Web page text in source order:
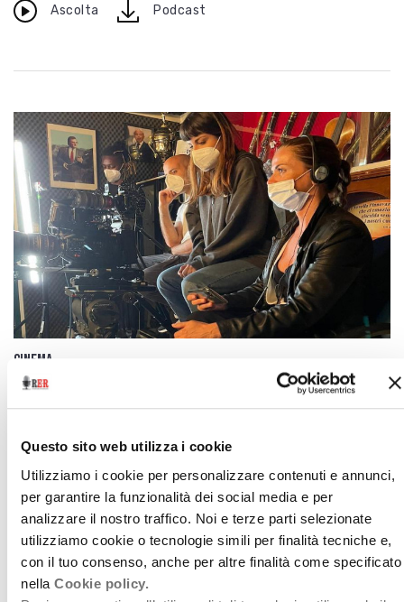
Questo sito web utilizza i cookie
Utilizziamo i cookie per personalizzare contenuti e annunci,
per garantire la funzionalità dei social media e per
analizzare il nostro traffico. Noi e terze parti selezionate
utilizziamo cookie o tecnologie simili per finalità tecniche e,
con il tuo consenso, anche per altre finalità come specificato
nella Cookie policy.
Ascolta downloadPodcast
Cinema
La moda del liscio
Quando il set diventa "green"
downloadPodcast